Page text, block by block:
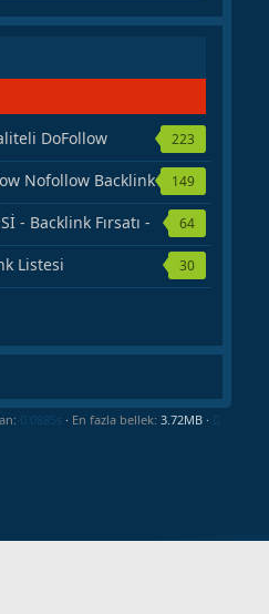
DoFollow
223
Nofollow Backlink
149
- Backlink Fırsatı -
64
Listesi 30
0.0885s En fazla bellek 3.72MB